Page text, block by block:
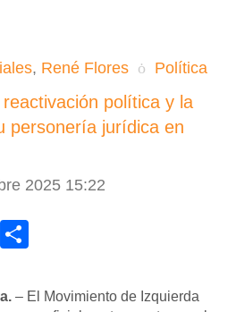
, René Flores Política
política y la
personería jurídica en
2025 15:22
Email
– El Movimiento de Izquierda